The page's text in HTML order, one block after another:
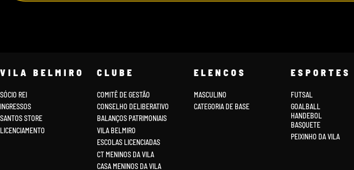
VILA BELMIRO
SÓCIO REI
INGRESSOS
SANTOS STORE
LICENCIAMENTO
CLUBE
COMITÊ DE GESTÃO
CONSELHO DELIBERATIVO
BALANÇOS PATRIMONIAIS
VILA BELMIRO
ESCOLAS LICENCIADAS
CT MENINOS DA VILA
CASA MENINOS DA VILA
ELENCOS
MASCULINO
CATEGORIA DE BASE
ESPORTES
FUTSAL
GOALBALL
HANDEBOL
BASQUETE
PEIXINHO DA VILA